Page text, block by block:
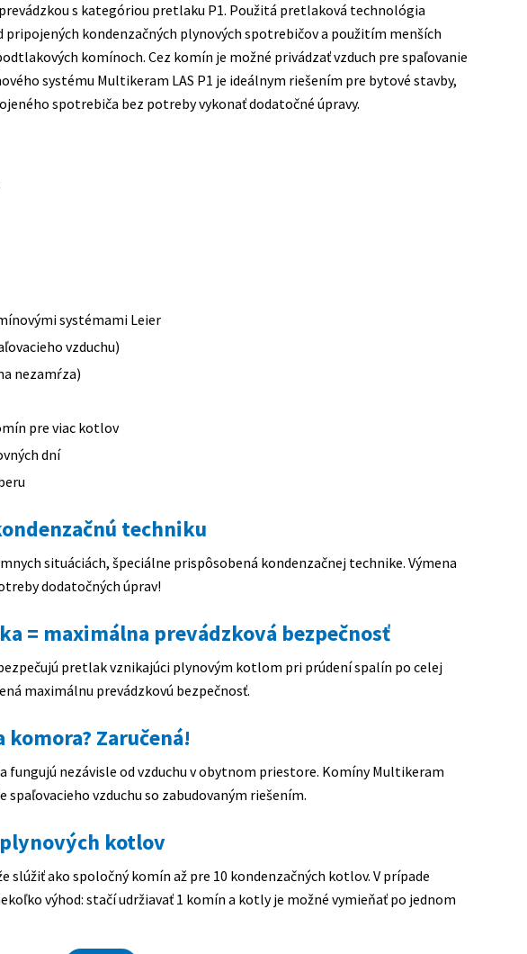
s kategóriou pretlaku P1. Použitá pretlaková technológia
pripojených kondenzačných plynových spotrebičov a použitím menších
komínoch. Cez komín je možné privádzať vzduch pre spaľovanie
systému Multikeram LAS P1 je ideálnym riešením pre bytové stavby,
spotrebiča bez potreby vykonať dodatočné úpravy.
systémami Leier
vzduchu)
nezamŕza)
pre viac kotlov
dní
techniku
situáciách, špeciálne prispôsobená kondenzačnej technike. Výmena
dodatočných úprav!
= maximálna prevádzková bezpečnosť
pretlak vznikajúci plynovým kotlom pri prúdení spalín po celej
maximálnu prevádzkovú bezpečnosť.
Zaručená!
fungujú nezávisle od vzduchu v obytnom priestore. Komíny Multikeram
spaľovacieho vzduchu so zabudovaným riešením.
kotlov
slúžiť ako spoločný komín až pre 10 kondenzačných kotlov. V prípade
výhod: stačí udržiavať 1 komín a kotly je možné vymieňať po jednom